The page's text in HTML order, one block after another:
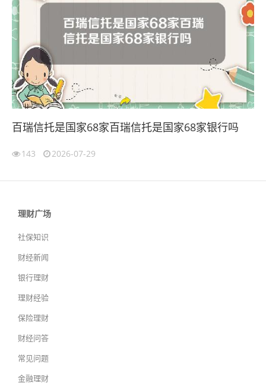
百瑞信托是国家68家百瑞信托是国家68家银行吗
143 2026-07-29
理财广场
社保知识
财经新闻
银行理财
理财经验
保险理财
财经问答
常见问题
金融理财